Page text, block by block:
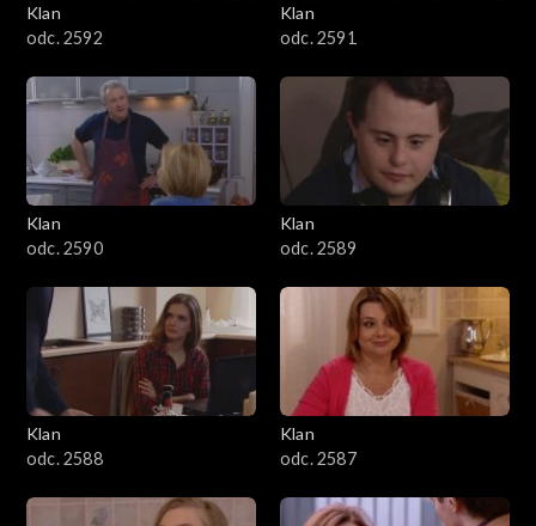
3001–3100
2901–3000
2801–2900
2701–2800
2501–2600
2301–2400
2201–2300
Klan
odc. 2592
Klan
odc. 2591
Klan
odc. 2590
Klan
odc. 2589
Klan
odc. 2588
Klan
odc. 2587